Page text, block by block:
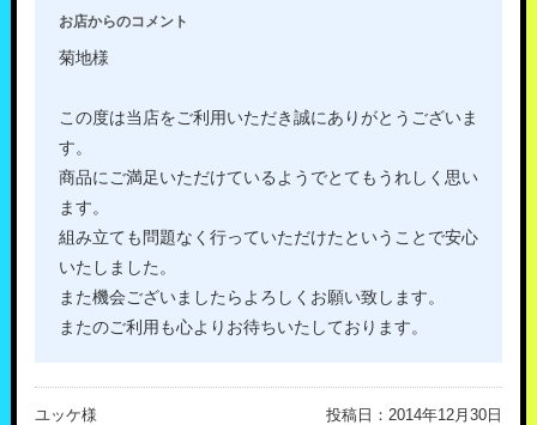
お店からのコメント
菊地様
この度は当店をご利用いただき誠にありがとうございま
す。
商品にご満足いただけているようでとてもうれしく思い
ます。
組み立ても問題なく行っていただけたということで安心
いたしました。
また機会ございましたらよろしくお願い致します。
またのご利用も心よりお待ちいたしております。
ユッケ様 投稿日： 2014年12月30日